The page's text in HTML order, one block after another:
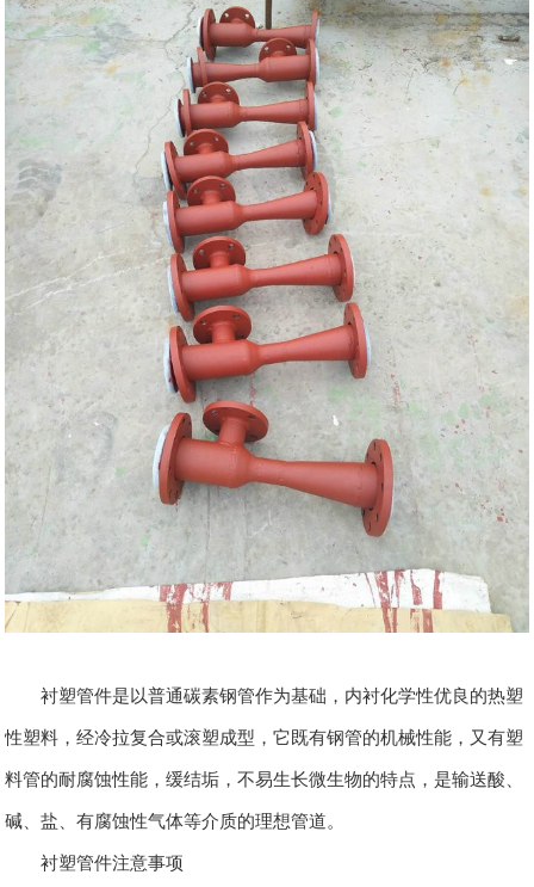
衬塑管件是以普通碳素钢管作为基础，内衬化学性优良的热塑
性塑料，经冷拉复合或滚塑成型，它既有钢管的机械性能，又有塑
料管的耐腐蚀性能，缓结垢，不易生长微生物的特点，是输送酸、
碱、盐、有腐蚀性气体等介质的理想管道。
衬塑管件注意事项